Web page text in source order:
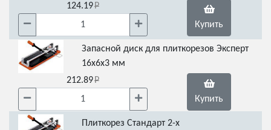
124.19
Купить
Запасной диск для плиткорезов Эксперт
16х6х3 мм
212.89
Купить
Плиткорез Стандарт 2-х